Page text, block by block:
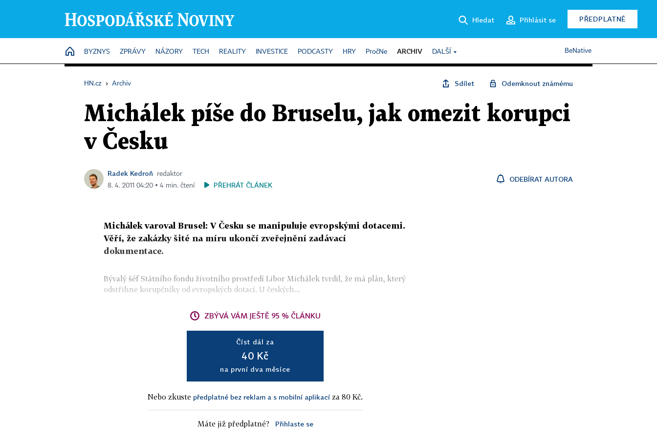
Hledat Přihlásit se PŘEDPLATNÉ
HOME
BYZNYS ZPRÁVY NÁZORY TECH REALITY INVESTICE PODCASTY HRY PročNe ARCHIV DALŠÍ BeNative
HN.cz › Archiv Sdílet Odemknout známému
Michálek píše do Bruselu, jak omezit korupci
v Česku
Radek Kedroň
redaktor
8. 4. 2011 04:20 ▪ 4 min. čtení
PŘEHRÁT ČLÁNEK
ODEBÍRAT AUTORA
Michálek varoval Brusel: V Česku se manipuluje evropskými dotacemi.
Věří, že zakázky šité na míru ukončí zveřejnění zadávací
dokumentace.
Bývalý šéf Státního fondu životního prostředí Libor Michálek tvrdil, že má plán, který
odstřihne korupčníky od evropských dotací. U českých...
ZBÝVÁ VÁM JEŠTĚ 95 % ČLÁNKU
Číst dál za
40 Kč
na první dva měsíce
Nebo zkuste předplatné bez reklam a s mobilní aplikací za 80 Kč.
Máte již předplatné? Přihlaste se